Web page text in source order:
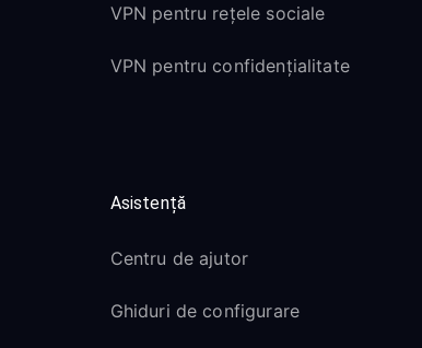
VPN pentru rețele sociale
VPN pentru confidențialitate
Asistență
Centru de ajutor
Ghiduri de configurare